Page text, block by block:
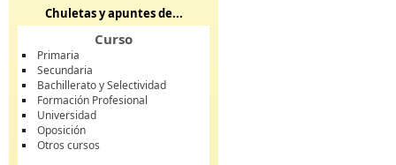
Chuletas y apuntes de...
Curso
Primaria
Secundaria
Bachillerato y Selectividad
Formación Profesional
Universidad
Oposición
Otros cursos